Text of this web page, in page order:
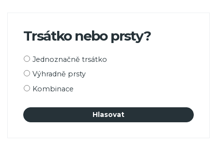
Trsátko nebo prsty?
Možnosti
Jednoznačně trsátko
Výhradně prsty
Kombinace